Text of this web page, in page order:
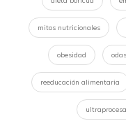
mitos nutricionales
obesidad
reeducación alimentaria